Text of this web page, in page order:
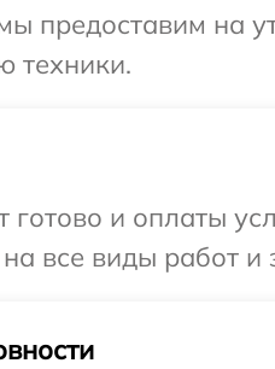
предоставим на
техники.
готово и оплаты
все виды работ и